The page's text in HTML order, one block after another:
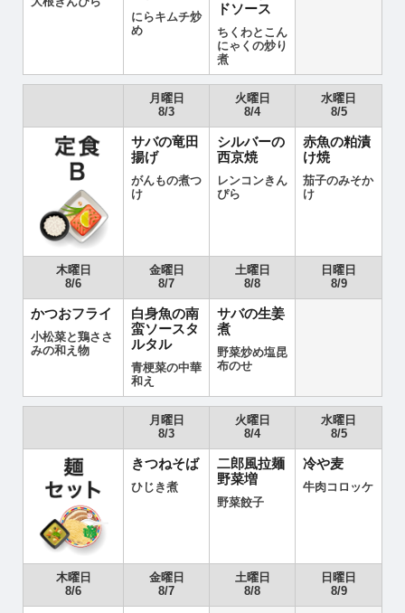
にらキムチ炒
め
ドソース
ちくわとこん
にゃくの炒り
煮
月曜日
8/3
火曜日
8/4
水曜日
8/5
サバの竜田
揚げ
がんもの煮つ
け
シルバーの
西京焼
レンコンきん
ぴら
赤魚の粕漬
け焼
茄子のみそか
け
木曜日
8/6
金曜日
8/7
土曜日
8/8
日曜日
8/9
かつおフライ
小松菜と鶏ささ
みの和え物
白身魚の南
蛮ソースタ
ルタル
青梗菜の中華
和え
サバの生姜
煮
野菜炒め塩昆
布のせ
月曜日
8/3
火曜日
8/4
水曜日
8/5
きつねそば
ひじき煮
二郎風拉麺
野菜増
野菜餃子
冷や麦
牛肉コロッケ
木曜日
8/6
金曜日
8/7
土曜日
8/8
日曜日
8/9